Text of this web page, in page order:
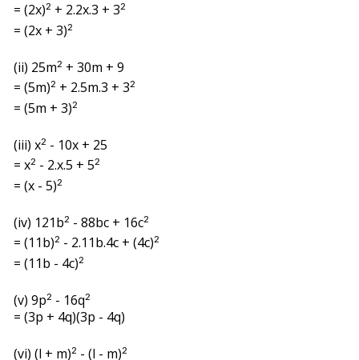
= (2x)2 + 2.2x.3 + 32
= (2x + 3)2
(ii) 25m2 + 30m + 9
= (5m)2 + 2.5m.3 + 32
= (5m + 3)2
(iii) x2 - 10x + 25
= x2 - 2.x.5 + 52
= (x - 5)2
(iv) 121b2 - 88bc + 16c2
= (11b)2 - 2.11b.4c + (4c)2
= (11b - 4c)2
(v) 9p2 - 16q2
= (3p + 4q)(3p - 4q)
(vi) (l + m)2 - (l - m)2